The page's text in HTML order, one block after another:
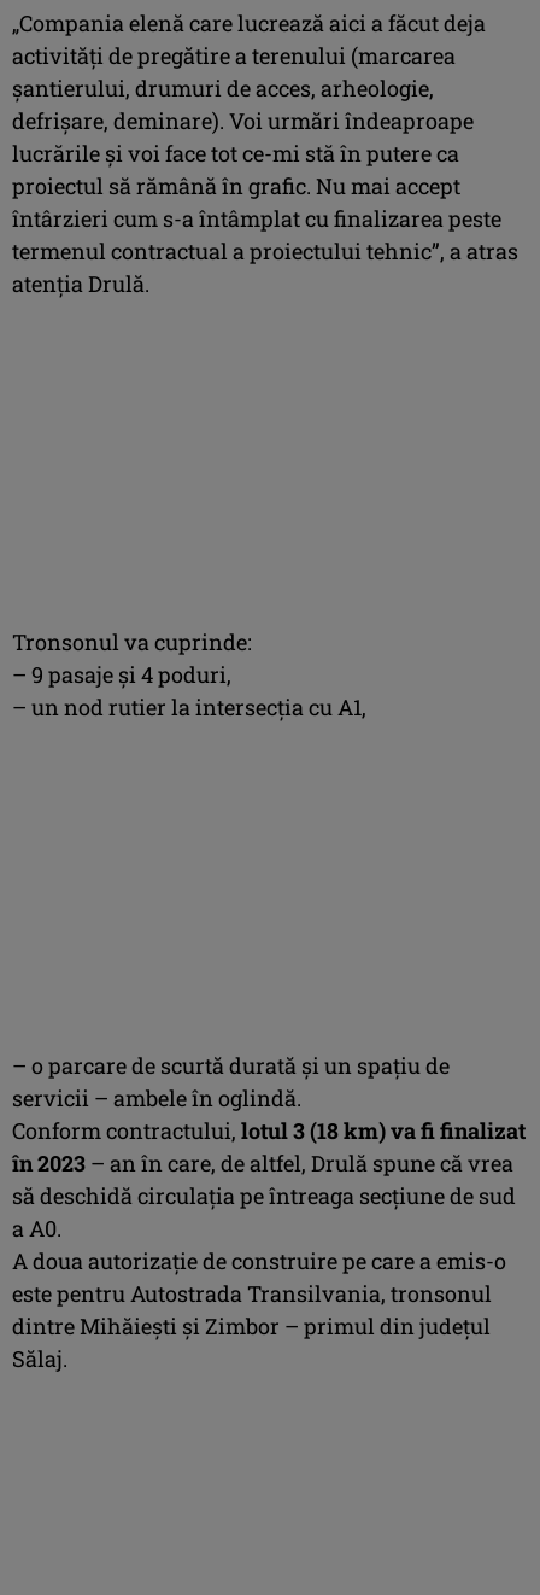
„Compania elenă care lucrează aici a făcut deja
activități de pregătire a terenului (marcarea
șantierului, drumuri de acces, arheologie,
defrișare, deminare). Voi urmări îndeaproape
lucrările și voi face tot ce-mi stă în putere ca
proiectul să rămână în grafic. Nu mai accept
întârzieri cum s-a întâmplat cu finalizarea peste
termenul contractual a proiectului tehnic”, a atras
atenția Drulă.
Tronsonul va cuprinde:
– 9 pasaje și 4 poduri,
– un nod rutier la intersecția cu A1,
– o parcare de scurtă durată și un spațiu de
servicii – ambele în oglindă.
Conform contractului, lotul 3 (18 km) va fi finalizat
în 2023 – an în care, de altfel, Drulă spune că vrea
să deschidă circulația pe întreaga secțiune de sud
a A0.
A doua autorizație de construire pe care a emis-o
este pentru Autostrada Transilvania, tronsonul
dintre Mihăiești și Zimbor – primul din județul
Sălaj.